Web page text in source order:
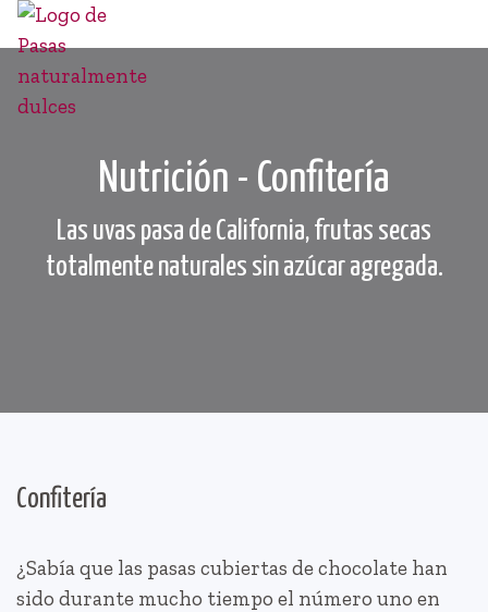
Nutrición - Confitería
Las uvas pasa de California, frutas secas
totalmente naturales sin azúcar agregada.
Confitería
¿Sabía que las pasas cubiertas de chocolate han
sido durante mucho tiempo el número uno en